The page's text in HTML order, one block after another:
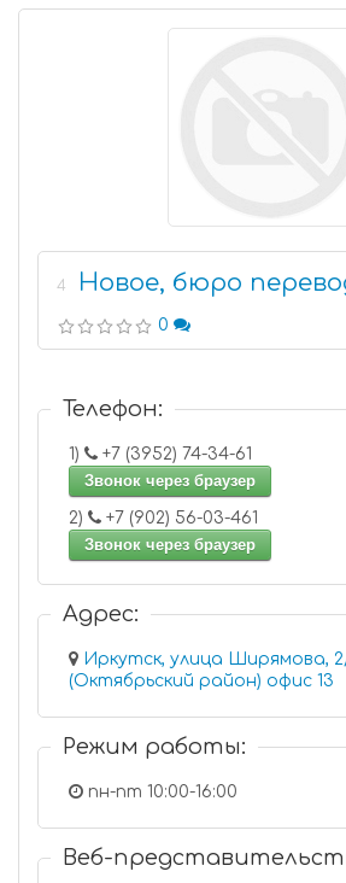
4 Новое, бюро
0
Телефон:
1)
+7 (3952) 74-34-61
Звонок через браузер
2)
+7 (902) 56-03-461
Звонок через браузер
Адрес:
Иркутск, улица Ширямова,
(Октябрьский район) офис 13
Режим работы:
пн-пт 10:00-16:00
Веб-